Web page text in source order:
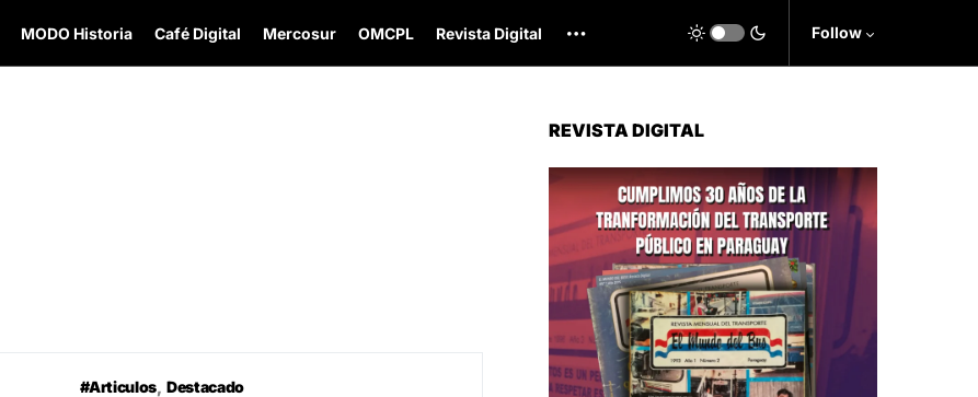
MODO Historia Café Digital Mercosur OMCPL Revista Digital Follow
#Articulos Destacado
REVISTA DIGITAL